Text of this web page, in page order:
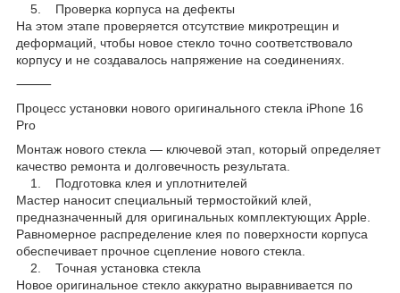
5. Проверка корпуса на дефекты
На этом этапе проверяется отсутствие микротрещин и
деформаций, чтобы новое стекло точно соответствовало
корпусу и не создавалось напряжение на соединениях.
⸻
Процесс установки нового оригинального стекла iPhone 16
Pro
Монтаж нового стекла — ключевой этап, который определяет
качество ремонта и долговечность результата.
1. Подготовка клея и уплотнителей
Мастер наносит специальный термостойкий клей,
предназначенный для оригинальных комплектующих Apple.
Равномерное распределение клея по поверхности корпуса
обеспечивает прочное сцепление нового стекла.
2. Точная установка стекла
Новое оригинальное стекло аккуратно выравнивается по